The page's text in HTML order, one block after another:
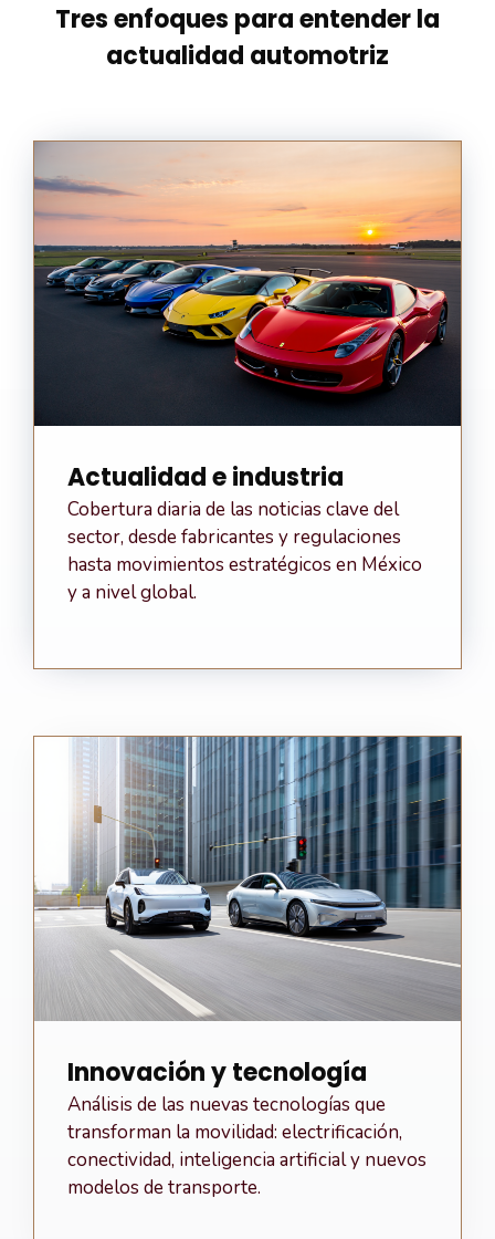
Tres enfoques para entender la
actualidad automotriz
Actualidad e industria
Cobertura diaria de las noticias clave del
sector, desde fabricantes y regulaciones
hasta movimientos estratégicos en México
y a nivel global.
Innovación y tecnología
Análisis de las nuevas tecnologías que
transforman la movilidad: electrificación,
conectividad, inteligencia artificial y nuevos
modelos de transporte.